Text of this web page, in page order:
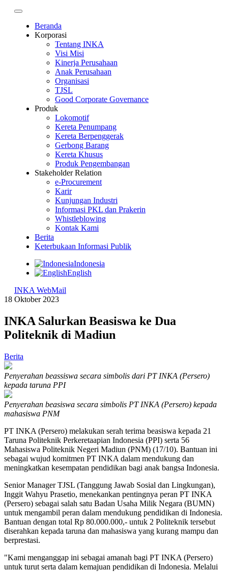
Beranda
Korporasi
Tentang INKA
Visi Misi
Kinerja Perusahaan
Anak Perusahaan
Organisasi
TJSL
Good Corporate Governance
Produk
Lokomotif
Kereta Penumpang
Kereta Berpenggerak
Gerbong Barang
Kereta Khusus
Produk Pengembangan
Stakeholder Relation
e-Procurement
Karir
Kunjungan Industri
Informasi PKL dan Prakerin
Whistleblowing
Kontak Kami
Berita
Keterbukaan Informasi Publik
Indonesia
English
INKA WebMail
18 Oktober 2023
INKA Salurkan Beasiswa ke Dua
Politeknik di Madiun
Berita
Penyerahan beassiswa secara simbolis dari PT INKA (Persero)
kepada taruna PPI
Penyerahan beasiswa secara simbolis PT INKA (Persero) kepada
mahasiswa PNM
PT INKA (Persero) melakukan serah terima beasiswa kepada 21
Taruna Politeknik Perkeretaapian Indonesia (PPI) serta 56
Mahasiswa Politeknik Negeri Madiun (PNM) (17/10). Bantuan ini
sebagai wujud komitmen PT INKA dalam mendukung dan
meningkatkan kesempatan pendidikan bagi anak bangsa Indonesia.
Senior Manager TJSL (Tanggung Jawab Sosial dan Lingkungan),
Inggit Wahyu Prasetio, menekankan pentingnya peran PT INKA
(Persero) sebagai salah satu Badan Usaha Milik Negara (BUMN)
untuk mengambil peran dalam mendukung pendidikan di Indonesia.
Bantuan dengan total Rp 80.000.000,- untuk 2 Politeknik tersebut
diserahkan kepada taruna dan mahasiswa yang kurang mampu dan
berprestasi.
"Kami menganggap ini sebagai amanah bagi PT INKA (Persero)
untuk turut serta dalam kemajuan pendidikan di Indonesia. Melalui